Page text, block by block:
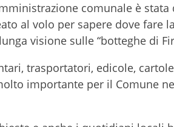
comunale è stata
al volo per sapere dove fare la
visione sulle “botteghe di
trasportatori, edicole,
importante per il Comune